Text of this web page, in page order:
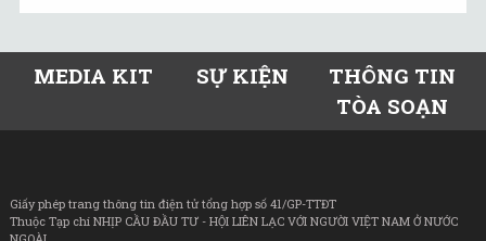
MEDIA KIT SỰ KIỆN
THÔNG TIN
TÒA SOẠN
Giấy phép trang thông tin điện tử tổng hợp số 41/GP-TTĐT
Thuộc Tạp chí NHỊP CẦU ĐẦU TƯ - HỘI LIÊN LẠC VỚI NGƯỜI VIỆT NAM Ở NƯỚC